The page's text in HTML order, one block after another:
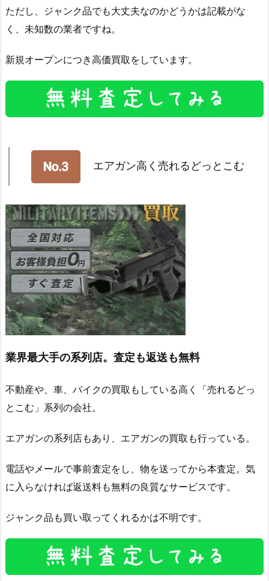
ただし、ジャンク品でも大丈夫なのかどうかは記載がな
く、未知数の業者ですね。
新規オープンにつき高価買取をしています。
エアガン高く売れるどっとこむ
業界最大手の系列店。査定も返送も無料
不動産や、車、バイクの買取もしている高く「売れるどっ
とこむ」系列の会社。
エアガンの系列店もあり、エアガンの買取も行っている。
電話やメールで事前査定をし、物を送ってから本査定。気
に入らなければ返送料も無料の良質なサービスです。
ジャンク品も買い取ってくれるかは不明です。